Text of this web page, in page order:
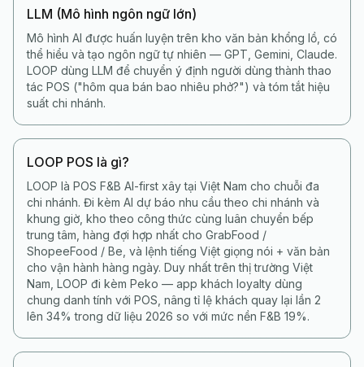
LLM (Mô hình ngôn ngữ lớn)
Mô hình AI được huấn luyện trên kho văn bản khổng lồ, có
thể hiểu và tạo ngôn ngữ tự nhiên — GPT, Gemini, Claude.
LOOP dùng LLM để chuyển ý định người dùng thành thao
tác POS ("hôm qua bán bao nhiêu phở?") và tóm tắt hiệu
suất chi nhánh.
LOOP POS là gì?
LOOP là POS F&B AI-first xây tại Việt Nam cho chuỗi đa
chi nhánh. Đi kèm AI dự báo nhu cầu theo chi nhánh và
khung giờ, kho theo công thức cùng luân chuyển bếp
trung tâm, hàng đợi hợp nhất cho GrabFood /
ShopeeFood / Be, và lệnh tiếng Việt giọng nói + văn bản
cho vận hành hàng ngày. Duy nhất trên thị trường Việt
Nam, LOOP đi kèm Peko — app khách loyalty dùng
chung danh tính với POS, nâng tỉ lệ khách quay lại lần 2
lên 34% trong dữ liệu 2026 so với mức nền F&B 19%.